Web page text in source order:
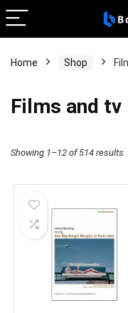
Home Shop
Films and tv
Showing 1–12 of 514 results